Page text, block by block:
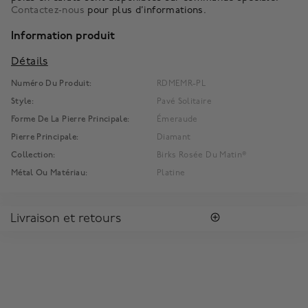
Contactez‑nous pour plus d’informations.
Information produit
Détails
Numéro Du Produit:
RDMEMR-PL
Style:
Pavé Solitaire
Forme De La Pierre Principale:
Émeraude
Pierre Principale:
Diamant
Collection:
Birks Rosée Du Matin®
Métal Ou Matériau:
Platine
Livraison et retours